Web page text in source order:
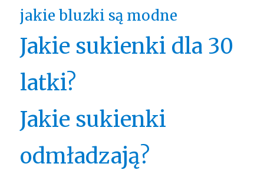
jakie bluzki są modne
Jakie sukienki dla 30
latki?
Jakie sukienki
odmładzają?